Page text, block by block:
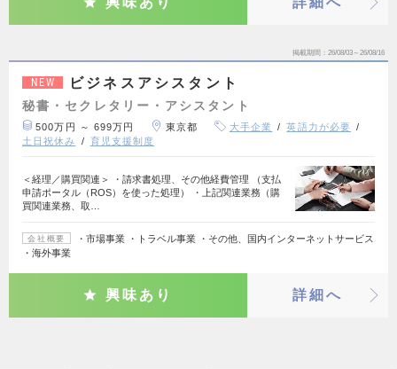
掲載期間 26/08/03～26/08/16
NEW ビジネスアシスタント
秘書・セクレタリー・アシスタント
500万円 ～ 699万円 東京都 大手企業
英語力が必要
土日祝休み
育児支援制度
＜経理／購買関連＞ ・請求書処理、その他経費管理 （支払
申請ポータル（ROS）を使った処理） ・上記関連業務（購
買関連業務、取…
会社概要
・市場事業 ・トラベル事業 ・その他、国内インターネットサービス
・海外事業
興味あり 詳細へ